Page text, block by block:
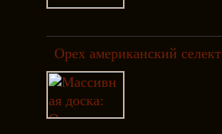
Орех американский селект